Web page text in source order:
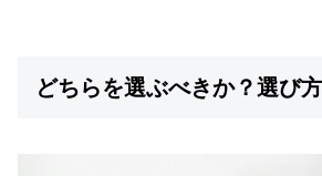
どちらを選ぶべきか？選び